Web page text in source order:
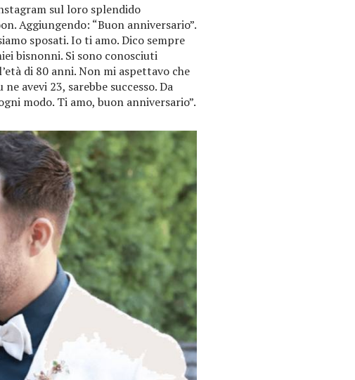
sul loro splendido
Aggiungendo: “Buon anniversario”.
sposati. Io ti amo. Dico sempre
bisnonni. Si sono conosciuti
di 80 anni. Non mi aspettavo che
avevi 23, sarebbe successo. Da
modo. Ti amo, buon anniversario”.